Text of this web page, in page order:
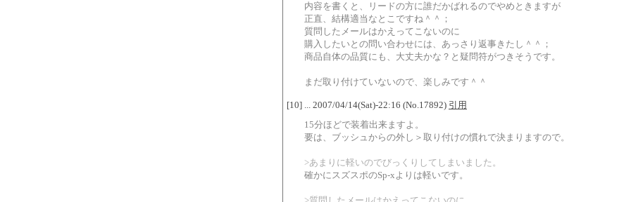
内容を書くと、リードの方に誰だかばれるのでやめときますが
正直、結構適当なとこですね＾＾；
質問したメールはかえってこないのに
購入したいとの問い合わせには、あっさり返事きたし＾＾；
商品自体の品質にも、大丈夫かな？と疑問符がつきそうです。
まだ取り付けていないので、楽しみです＾＾
[10] ... 2007/04/14(Sat)-22:16 (No.17892) 引用
15分ほどで装着出来ますよ。
要は、ブッシュからの外し＞取り付けの慣れで決まりますので。
>あまりに軽いのでびっくりしてしまいました。
確かにスズスポのSp-xよりは軽いです。